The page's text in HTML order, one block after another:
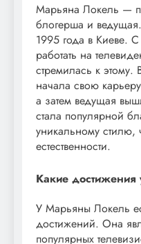
Марьяна Локель —
блогерша и
1995 года в Киеве. С
работать на
стремилась к
начала свою
а затем ведущая
стала популярной
уникальному стилю,
естественности.
Какие
У Марьяны Локель
достижений. Она
популярных